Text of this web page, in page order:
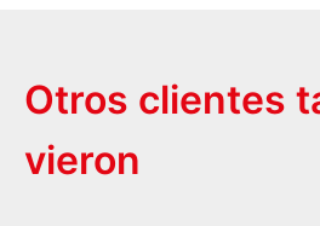
Otros clientes
vieron